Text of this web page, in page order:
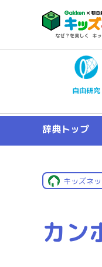
自由研究
辞典トップ
キッズネ
カン